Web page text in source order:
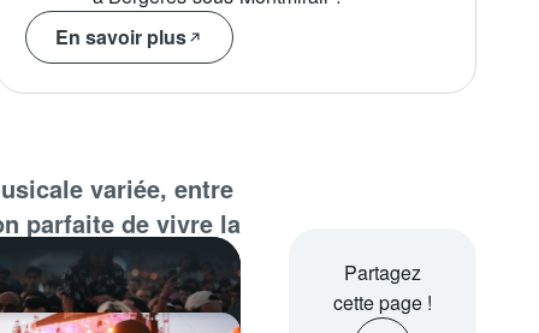
En savoir plus
variée, entre
parfaite de vivre la
Partagez
cette page !